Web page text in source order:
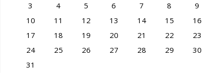
3
4 5 6 7 8
9
10
11 12 13 14 15
16
17
18 19 20 21 22
23
24
25 26 27 28 29
30
31